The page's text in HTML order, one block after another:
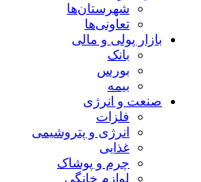
شهرستان‌ها
تعاونی‌ها
بازار پولی و مالی
بانک
بورس
بیمه
صنعت و انرژی
فلزات
انرژی و پتروشیمی
غذایی
چرم و پوشاک
لوازم خانگی